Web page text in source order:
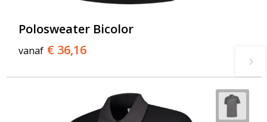
Polosweater Bicolor
vanaf € 36,16